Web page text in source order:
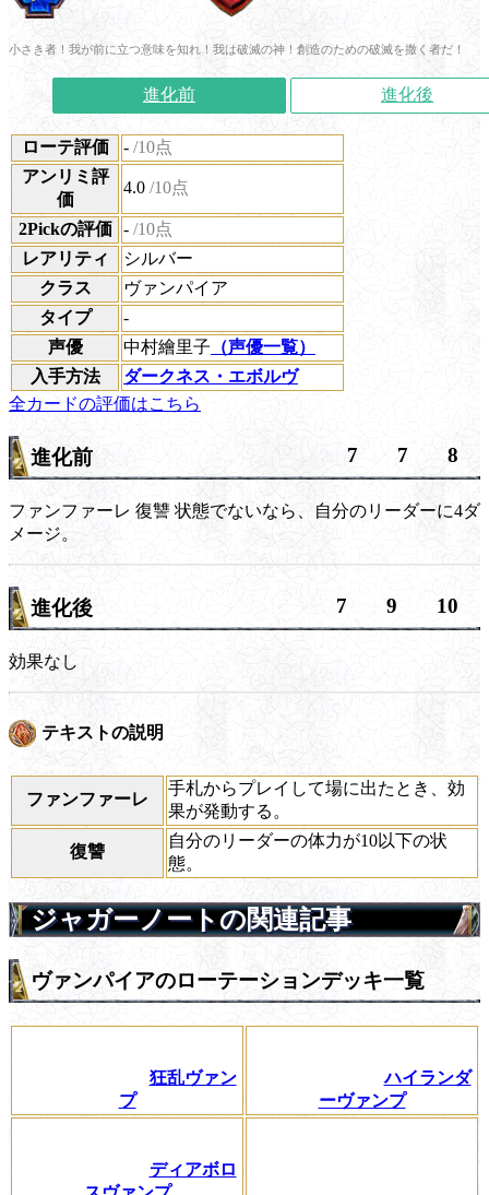
小さき者！我が前に立つ意味を知れ！我は破滅の神！創造のための破滅を撒く者だ！
進化前 進化後
ローテ評価 - /10点
アンリミ評
価
4.0 /10点
2Pickの評価 - /10点
レアリティ
シルバー
クラス
ヴァンパイア
タイプ
-
声優
中村繪里子 （声優一覧）
入手方法
ダークネス・エボルヴ
全カードの評価はこちら
進化前 7 7 8
ファンファーレ 復讐 状態でないなら、自分のリーダーに4ダ
メージ。
進化後 7 9 10
効果なし
テキストの説明
ファンファーレ
手札からプレイして場に出たとき、効
果が発動する。
復讐
自分のリーダーの体力が10以下の状
態。
ジャガーノートの関連記事
ヴァンパイアのローテーションデッキ一覧
狂乱ヴァン
プ
ハイランダ
ーヴァンプ
ディアボロ